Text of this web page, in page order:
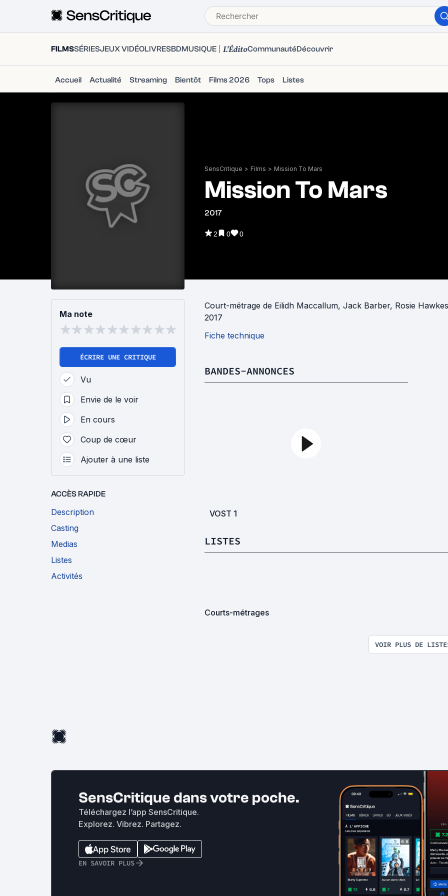
FILMSSÉRIESJEUX VIDÉOLIVRESBDMUSIQUE L'ÉditoCommunautéDécouvrir
Accueil Actualité Streaming Bientôt Films 2026 Tops Listes
SensCritique > Films > Mission To Mars
Mission To Mars
2017
2 0 0
Ma note
ÉCRIRE UNE CRITIQUE
Vu
Envie de le voir
En cours
Coup de cœur
Ajouter à une liste
ACCÈS RAPIDE
Description
Casting
Medias
Listes
Activités
Court-métrage de Eilidh Maccallum, Jack Barber, Rosie Hawkes
2017
Fiche technique
BANDES-ANNONCES
VOST 1
LISTES
Courts-métrages
VOIR PLUS DE
SensCritique dans votre poche.
Téléchargez l’app SensCritique.
Explorez. Vibrez. Partagez.
EN SAVOIR PLUS